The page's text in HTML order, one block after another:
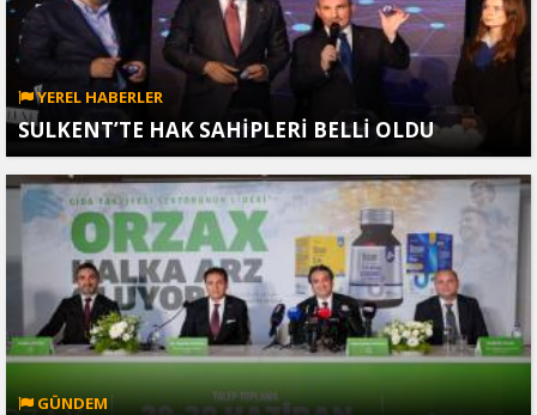
YEREL HABERLER
SULKENT’TE HAK SAHİPLERİ BELLİ OLDU
GÜNDEM